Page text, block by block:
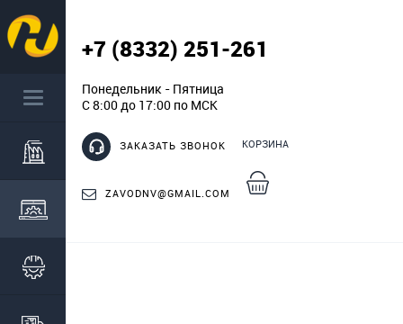
+7 (8332) 251-261
Понедельник - Пятница
С 8:00 до 17:00 по МСК
ЗАКАЗАТЬ ЗВОНОК
ZAVODNV@GMAIL.COM
КОРЗИНА